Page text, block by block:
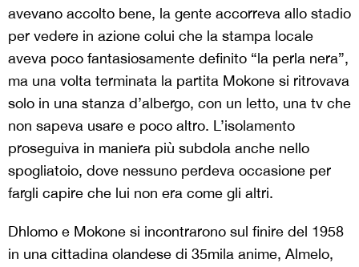
avevano accolto bene, la gente accorreva allo stadio
per vedere in azione colui che la stampa locale
aveva poco fantasiosamente definito “la perla nera”,
ma una volta terminata la partita Mokone si ritrovava
solo in una stanza d’albergo, con un letto, una tv che
non sapeva usare e poco altro. L’isolamento
proseguiva in maniera più subdola anche nello
spogliatoio, dove nessuno perdeva occasione per
fargli capire che lui non era come gli altri.
Dhlomo e Mokone si incontrarono sul finire del 1958
in una cittadina olandese di 35mila anime, Almelo,